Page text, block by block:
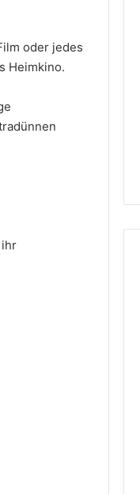
oder jedes
Heimkino.